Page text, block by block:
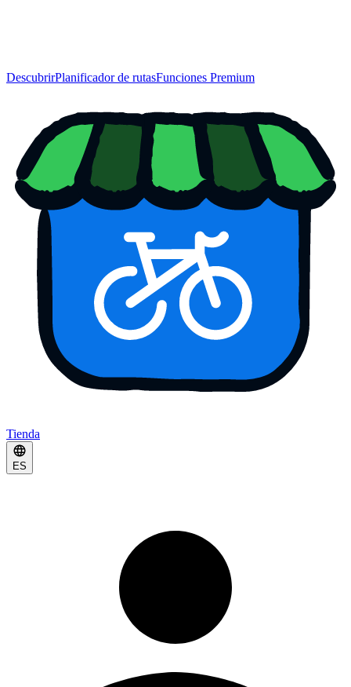
DescubrirPlanificador de rutasFunciones Premium
Tienda
ES